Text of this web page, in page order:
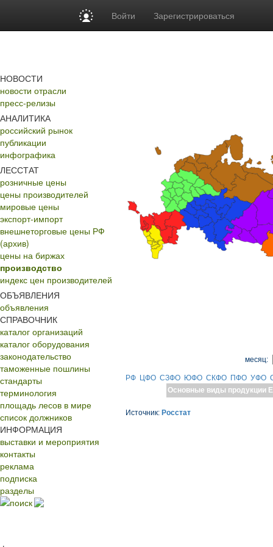
Войти Зарегистрироваться
НОВОСТИ
новости отрасли
пресс-релизы
АНАЛИТИКА
российский рынок
публикации
инфографика
ЛЕССТАТ
розничные цены
цены производителей
мировые цены
экспорт-импорт
внешнеторговые цены РФ
(архив)
цены на биржах
производство
индекс цен производителей
ОБЪЯВЛЕНИЯ
объявления
СПРАВОЧНИК
каталог организаций
каталог оборудования
законодательство
таможенные пошлины
стандарты
терминология
площадь лесов в мире
список должников
ИНФОРМАЦИЯ
выставки и мероприятия
контакты
реклама
подписка
разделы
поиск
месяц:
РФ ЦФО СЗФО ЮФО СКФО ПФО УФО
Основные виды продукции
Источник: Росстат